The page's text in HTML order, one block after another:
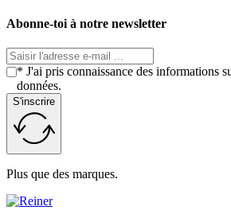
Abonne-toi à notre newsletter
* J'ai pris connaissance des informations
données.
S'inscrire
Plus que des marques.